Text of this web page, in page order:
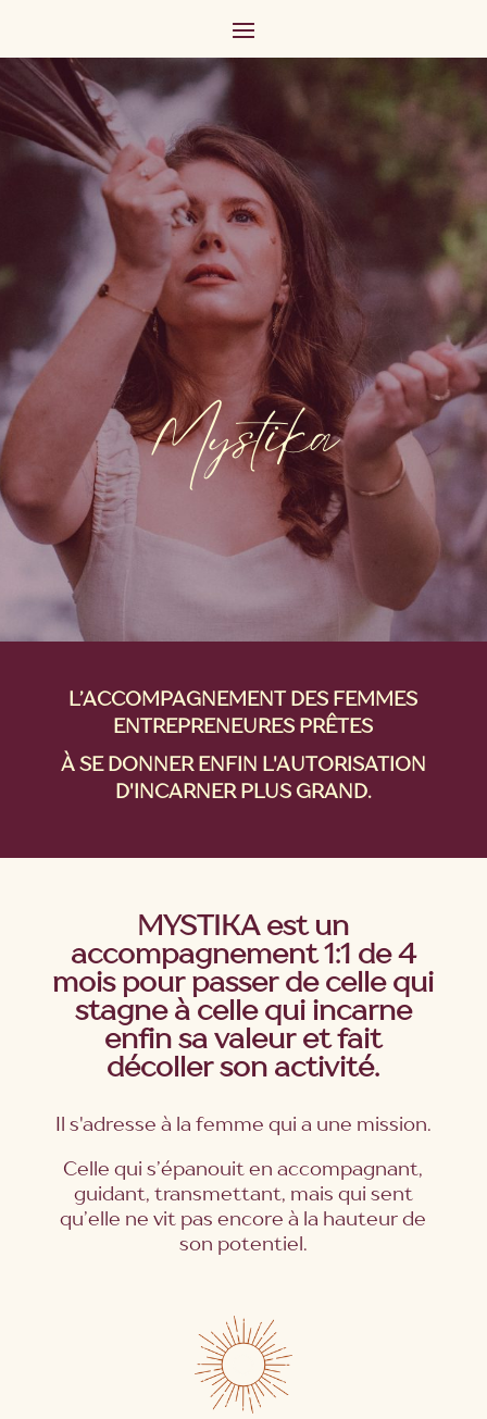
Mystika
L’ACCOMPAGNEMENT DES FEMMES
ENTREPRENEURES PRÊTES
À SE DONNER ENFIN L'AUTORISATION
D'INCARNER PLUS GRAND.
MYSTIKA est un
accompagnement 1:1 de 4
mois pour passer de celle qui
stagne à celle qui incarne
enfin sa valeur et fait
décoller son activité.
Il s'adresse à la femme qui a une mission.
Celle qui s’épanouit en accompagnant,
guidant, transmettant, mais qui sent
qu’elle ne vit pas encore à la hauteur de
son potentiel.